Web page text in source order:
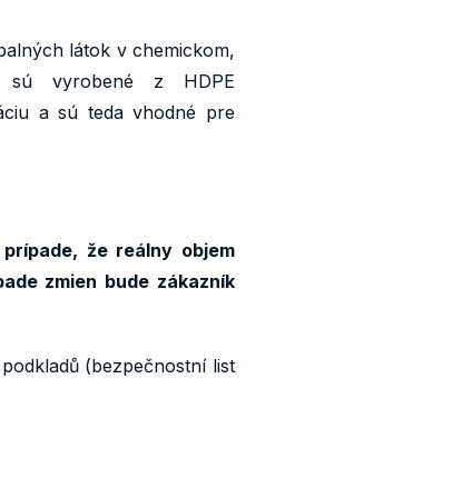
látok v chemickom,
sú vyrobené z HDPE
a sú teda vhodné pre
že reálny objem
zmien bude zákazník
(bezpečnostní list